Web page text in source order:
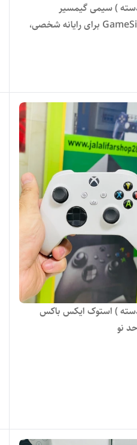
( دسته ) سیمی گیمسیر
GameSir G7 SE برای رایانه شخصی،
دسته ) استوک ایکس باکس
نو